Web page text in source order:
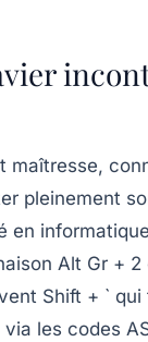
maîtresse,
pleinement
en
Alt Gr + 2
Shift + ` qui
les codes